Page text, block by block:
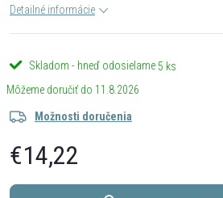
Detailné informácie
Skladom - hneď odosielame5 ks
11.8.2026
Možnosti doručenia
€14,22